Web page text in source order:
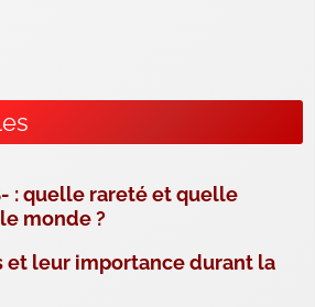
: quelle rareté et quelle
monde ?
et leur importance durant la